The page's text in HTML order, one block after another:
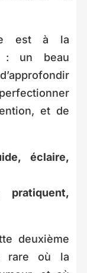
est à la
: un beau
et de
éclaire,
pratiquent,
deuxième
rare où la